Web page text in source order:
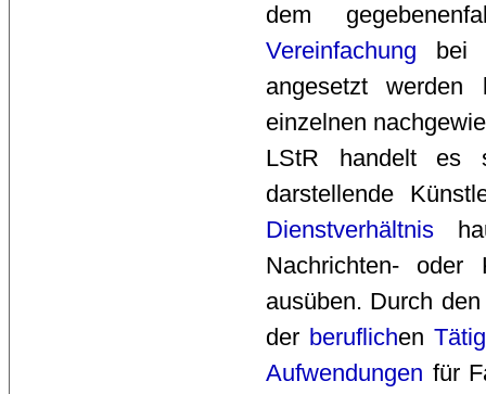
dem
Vereinfachung bei
angesetzt werden
einzelnen
LStR handelt es
darstellende
Dienstverhältnis
Nachrichten- oder
ausüben. Durch
der beruflichen
Aufwendungen für